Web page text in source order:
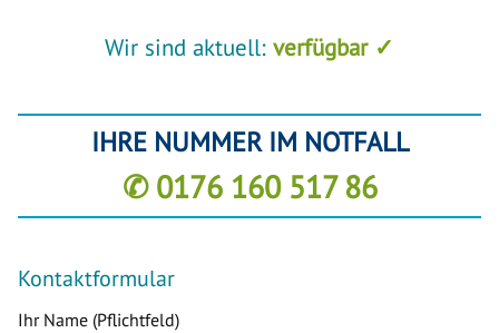
Wir sind aktuell: verfügbar ✓
IHRE NUMMER IM NOTFALL
✆ 0176 160 517 86
Kontaktformular
Ihr Name (Pflichtfeld)